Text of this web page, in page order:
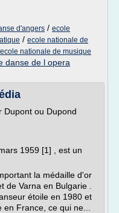
d'angers / ecole
/ ecole nationale de
ecole nationale de musique
danse de l opera
Dupont ou Dupond
1959 [1] , est un
la médaille d'or
Varna en Bulgarie .
étoile en 1980 et
France, ce qui ne...